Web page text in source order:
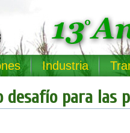
Industria
desafío para las